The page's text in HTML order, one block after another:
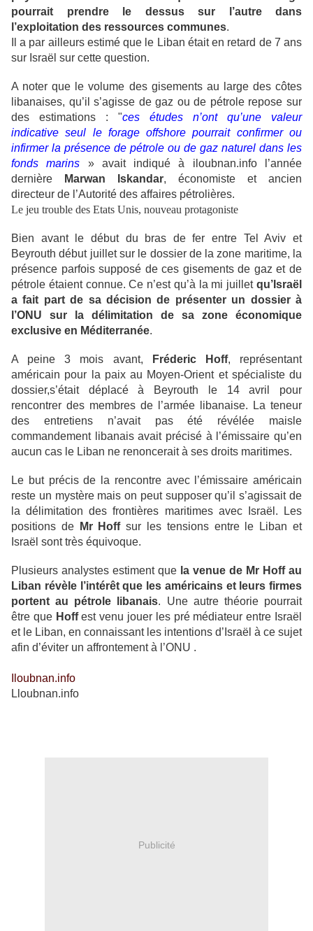
pourrait prendre le dessus sur l’autre dans
l’exploitation des ressources communes.
Il a par ailleurs estimé que le Liban était en retard de 7 ans
sur Israël sur cette question.
A noter que le volume des gisements au large des côtes
libanaises, qu’il s’agisse de gaz ou de pétrole repose sur
des estimations : "ces études n’ont qu’une valeur
indicative seul le forage offshore pourrait confirmer ou
infirmer la présence de pétrole ou de gaz naturel dans les
fonds marins » avait indiqué à iloubnan.info l’année
dernière
Marwan Iskandar, économiste et ancien
directeur de l’Autorité des affaires pétrolières.
Le jeu trouble des Etats Unis, nouveau protagoniste
Bien avant le début du bras de fer entre Tel Aviv et
Beyrouth début juillet sur le dossier de la zone maritime, la
présence parfois supposé de ces gisements de gaz et de
pétrole étaient connue. Ce n’est qu’à la mi juillet qu’Israël
a fait part de sa décision de présenter un dossier à
l’ONU sur la délimitation de sa zone économique
exclusive en Méditerranée.
A peine 3 mois avant, Fréderic Hoff, représentant
américain pour la paix au Moyen-Orient et spécialiste du
dossier,s’était déplacé à Beyrouth le 14 avril pour
rencontrer des membres de l’armée libanaise. La teneur
des entretiens n’avait pas été révélée maisle
commandement libanais avait précisé à l’émissaire qu’en
aucun cas le Liban ne renoncerait à ses droits maritimes.
Le but précis de la rencontre avec l’émissaire américain
reste un mystère mais on peut supposer qu’il s’agissait de
la délimitation des frontières maritimes avec Israël. Les
positions de
Mr Hoffsur les tensions entre le Liban et
Israël sont très équivoque.
Plusieurs analystes estiment que la venue de Mr Hoff au
Liban révèle l’intérêt que les américains et leurs firmes
portent au pétrole libanais. Une autre théorie pourrait
être que Hoffest venu jouer les pré médiateur entre Israël
et le Liban, en connaissant les intentions d’Israël à ce sujet
afin d’éviter un affrontement à l’ONU .
Iloubnan.info
Lloubnan.info
Publicité